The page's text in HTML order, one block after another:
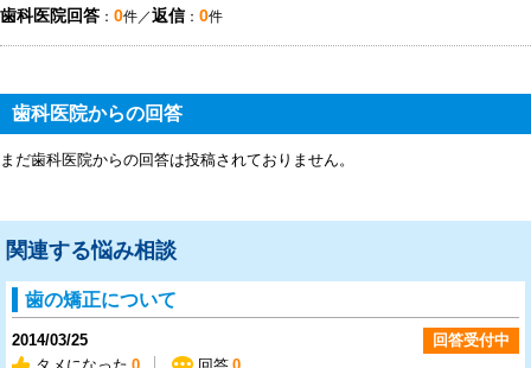
歯科医院回答 ： 0件／返信： 0件
歯科医院からの回答
まだ歯科医院からの回答は投稿されておりません。
関連する悩み相談
歯の矯正について
2014/03/25
回答受付中